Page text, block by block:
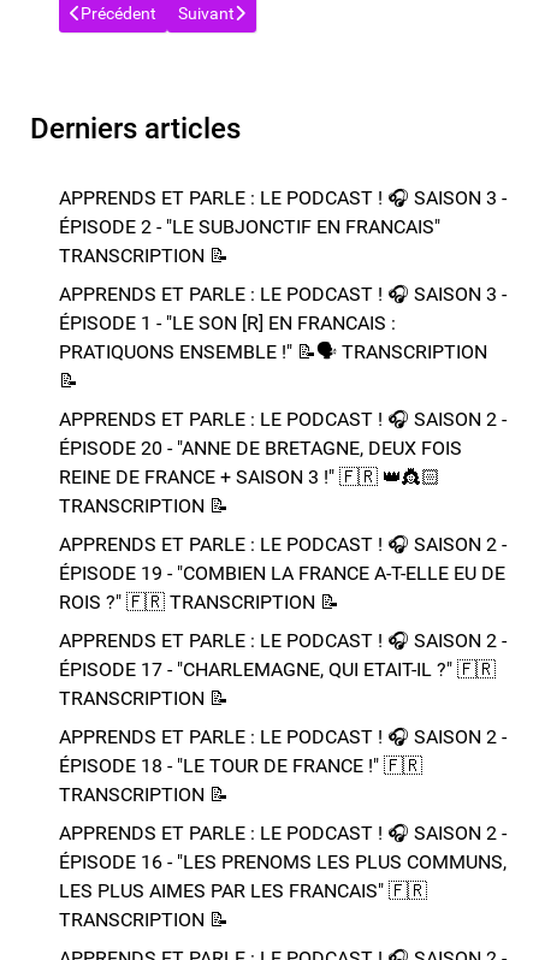
Article précédent : APPRENDS ET PARLE : LE PODCAST ! 🎧
Précédent Article suivant : APPRENDS ET PARLE : LE
Suivant
Derniers articles
APPRENDS ET PARLE : LE PODCAST ! 🎧 SAISON 3 -
ÉPISODE 2 - "LE SUBJONCTIF EN FRANCAIS" ​​​​
TRANSCRIPTION 📝​
APPRENDS ET PARLE : LE PODCAST ! 🎧 SAISON 3 -
ÉPISODE 1 - "LE SON [R] EN FRANCAIS :
PRATIQUONS ENSEMBLE !" 📝​🗣️​​​​ TRANSCRIPTION
📝​
APPRENDS ET PARLE : LE PODCAST ! 🎧 SAISON 2 -
ÉPISODE 20 - "ANNE DE BRETAGNE, DEUX FOIS
REINE DE FRANCE + SAISON 3 !"​ 🇫🇷 👑​👸🏻​​
TRANSCRIPTION 📝​
APPRENDS ET PARLE : LE PODCAST ! 🎧 SAISON 2 -
ÉPISODE 19 - "COMBIEN LA FRANCE A-T-ELLE EU DE
ROIS ?"​ 🇫🇷​ TRANSCRIPTION 📝​
APPRENDS ET PARLE : LE PODCAST ! 🎧 SAISON 2 -
ÉPISODE 17 - "CHARLEMAGNE, QUI ETAIT-IL ?"​ 🇫🇷​
TRANSCRIPTION 📝​
APPRENDS ET PARLE : LE PODCAST ! 🎧 SAISON 2 -
ÉPISODE 18 - "LE TOUR DE FRANCE !"​ 🇫🇷​
TRANSCRIPTION 📝​
APPRENDS ET PARLE : LE PODCAST ! 🎧 SAISON 2 -
ÉPISODE 16 - "LES PRENOMS LES PLUS COMMUNS,
LES PLUS AIMES PAR LES FRANCAIS"​ 🇫🇷​
TRANSCRIPTION 📝​